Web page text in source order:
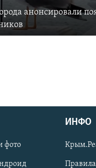
анонсировали
фото
ИНФО